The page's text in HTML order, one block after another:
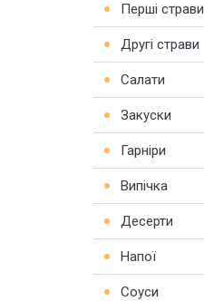
Перші страви
Другі страви
Салати
Закуски
Гарніри
Випічка
Десерти
Напої
Соуси